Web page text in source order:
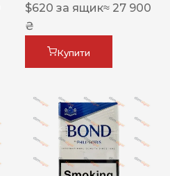
$620 за ящик≈ 27 900
₴
Купити